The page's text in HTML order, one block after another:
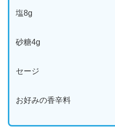
塩8g
砂糖4g
セージ
お好みの香辛料